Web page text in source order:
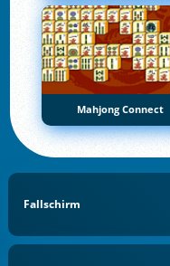
Mahjong Connect
Fallschirm